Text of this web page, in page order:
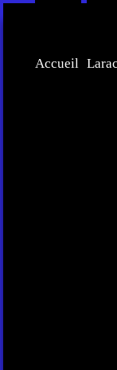
Accueil